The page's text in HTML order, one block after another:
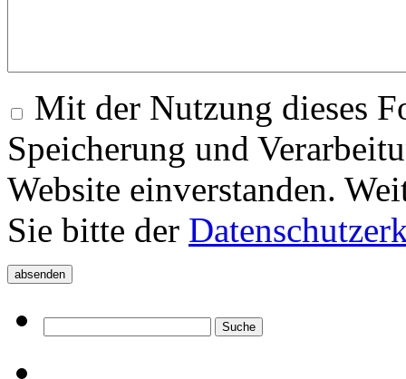
Mit der Nutzung dieses
Speicherung und
Website einverstanden.
Sie bitte der